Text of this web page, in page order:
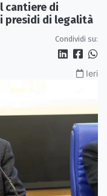
cantiere di
presìdi di legalità
Condividi su:
Ieri